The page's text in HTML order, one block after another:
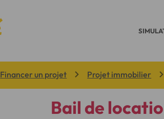
Financer un projet Projet immobilier
Bail de